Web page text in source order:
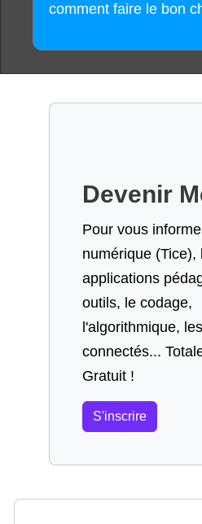
comment faire le bon
Devenir
Pour vous
numérique (Tice),
applications
outils, le codage,
l'algorithmique,
connectés...
Gratuit !
S'inscrire